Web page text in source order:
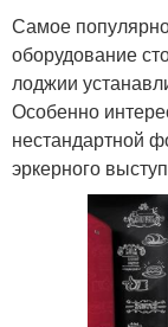
Самое
оборудование
лоджии
Особенно
нестандартной
эркерного